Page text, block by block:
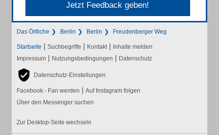
Jetzt Feedback geben!
Das Örtliche Berlin Berlin Freudenberger Weg
Startseite | Suchbegriffe | Kontakt | Inhalte melden
Impressum | Nutzungsbedingungen | Datenschutz
Datenschutz-Einstellungen
Facebook - Fan werden | Auf Instagram folgen
Über den Messenger suchen
Zur Desktop-Seite wechseln